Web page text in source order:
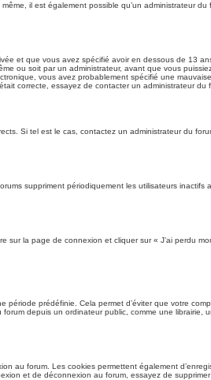
il est également possible qu’un administrateur
et que vous avez spécifié avoir en dessous de 13
ou soit par un administrateur, avant que vous
vous avez probablement spécifié une
correcte, essayez de contacter un administrateur du
Si tel est le cas, contactez un administrateur du
suppriment périodiquement les utilisateurs
la page de connexion et cliquer sur « J’ai perdu
prédéfinie. Cela permet d’éviter que votre
depuis un ordinateur public, comme une librairie,
au forum. Les cookies permettent également
et de déconnexion au forum, essayez de supprimer